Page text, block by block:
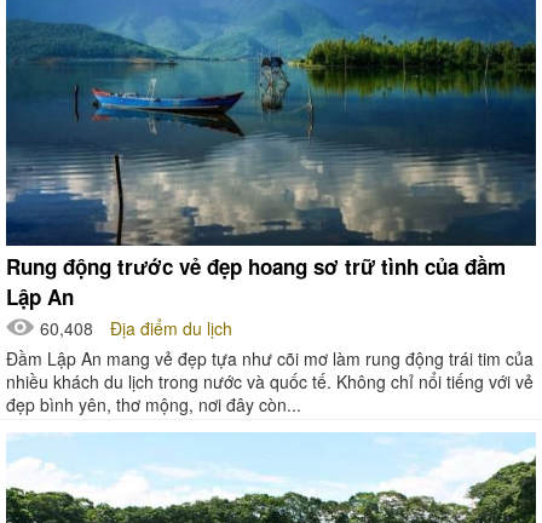
Rung động trước vẻ đẹp hoang sơ trữ tình của đầm
Lập An
60,408
Địa điểm du lịch
Đầm Lập An mang vẻ đẹp tựa như cõi mơ làm rung động trái tim của
nhiều khách du lịch trong nước và quốc tế. Không chỉ nổi tiếng với vẻ
đẹp bình yên, thơ mộng, nơi đây còn...